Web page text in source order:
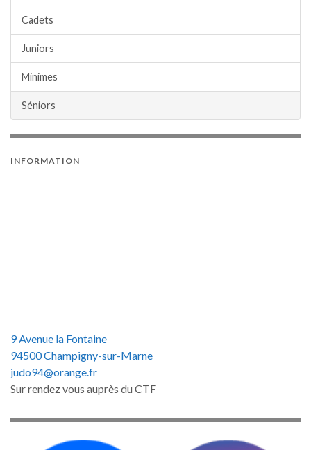
Cadets
Juniors
Minimes
Séniors
INFORMATION
9 Avenue la Fontaine
94500 Champigny-sur-Marne
judo94@orange.fr
Sur rendez vous auprès du CTF